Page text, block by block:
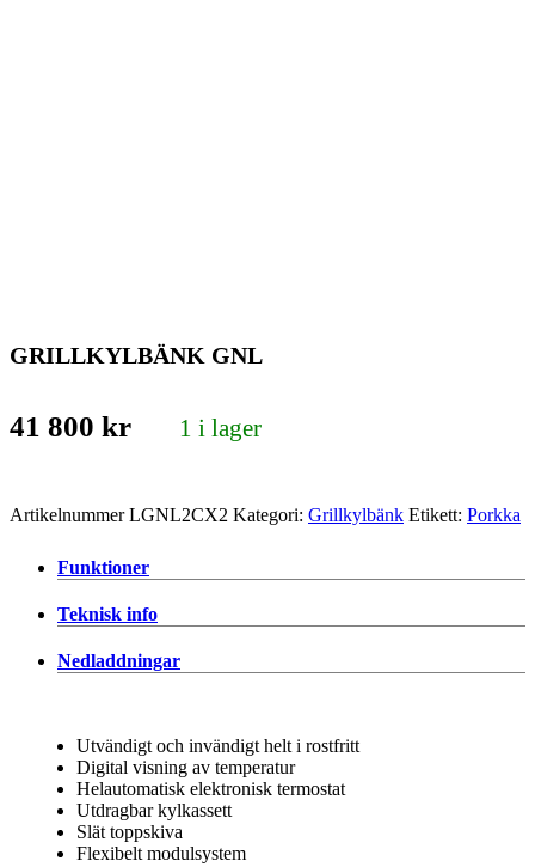
GRILLKYLBÄNK GNL
41 800 kr 1 i lager
ArtikelnummerLGNL2CX2 Kategori: Grillkylbänk Etikett: Porkka
Funktioner
Teknisk info
Nedladdningar
Utvändigt och invändigt helt i rostfritt
Digital visning av temperatur
Helautomatisk elektronisk termostat
Utdragbar kylkassett
Slät toppskiva
Flexibelt modulsystem